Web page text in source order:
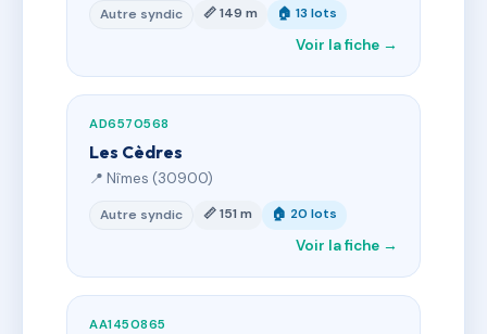
Autre syndic 📏 149 m 🏠 13 lots
Voir la fiche →
AD6570568
Les Cèdres
📍 Nîmes (30900)
Autre syndic 📏 151 m 🏠 20 lots
Voir la fiche →
AA1450865